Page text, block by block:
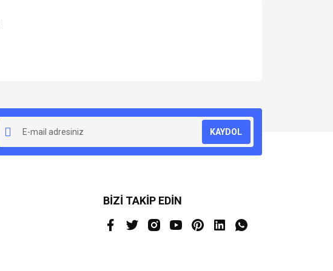
KAYDOL
BİZİ TAKİP EDİN